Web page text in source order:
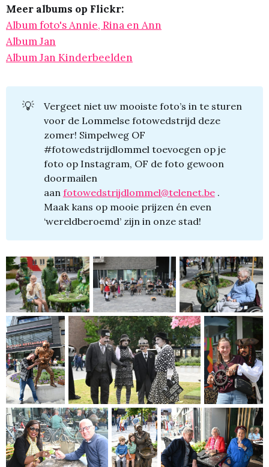
Meer albums op Flickr:
Album foto's Annie, Rina en Ann
Album Jan
Album Jan Kinderbeelden
💡
Vergeet niet uw mooiste foto’s in te sturen
voor de Lommelse fotowedstrijd deze
zomer! Simpelweg OF
#fotowedstrijdlommel toevoegen op je
foto op Instagram, OF de foto gewoon
doormailen
aan fotowedstrijdlommel@telenet.be.
Maak kans op mooie prijzen én even
‘wereldberoemd’ zijn in onze stad!